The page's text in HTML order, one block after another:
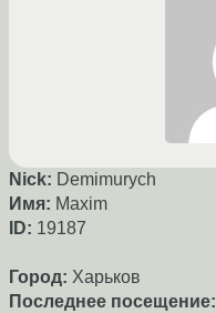
Nick: Demimurych
Имя: Maxim
ID: 19187
Город: Харьков
Последнее посещение: